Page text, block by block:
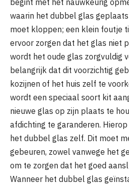
begint met het nauwkeurig
waarin het dubbel glas
moet kloppen; een klein foutje
ervoor zorgen dat het glas niet
wordt het oude glas zorgvuldig
belangrijk dat dit voorzichtig
kozijnen of het huis zelf te
wordt een speciaal soort kit
nieuwe glas op zijn plaats te
afdichting te garanderen.
het dubbel glas zelf. Dit moet
gebeuren, zowel vanwege het
om te zorgen dat het goed
Wanneer het dubbel glas